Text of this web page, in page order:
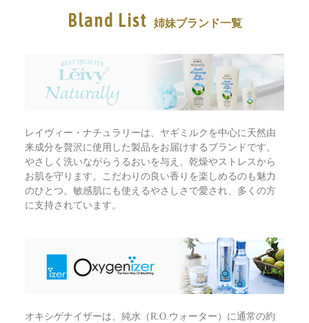
Bland List 姉妹ブランド一覧
レイヴィー・ナチュラリーは、ヤギミルクを中心に天然由
来成分を贅沢に使用した製品をお届けするブランドです。
やさしく洗いながらうるおいを与え、乾燥やストレスから
お肌を守ります。こだわりの良い香りを楽しめるのも魅力
のひとつ。敏感肌にも使えるやさしさで愛され、多くの方
に支持されています。
オキシゲナイザーは、純水（R.O.ウォーター）に通常の約